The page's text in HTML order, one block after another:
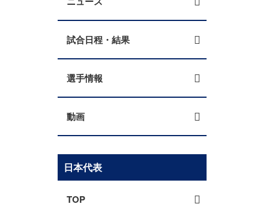
試合日程・結果
選手情報
動画
日本代表
TOP